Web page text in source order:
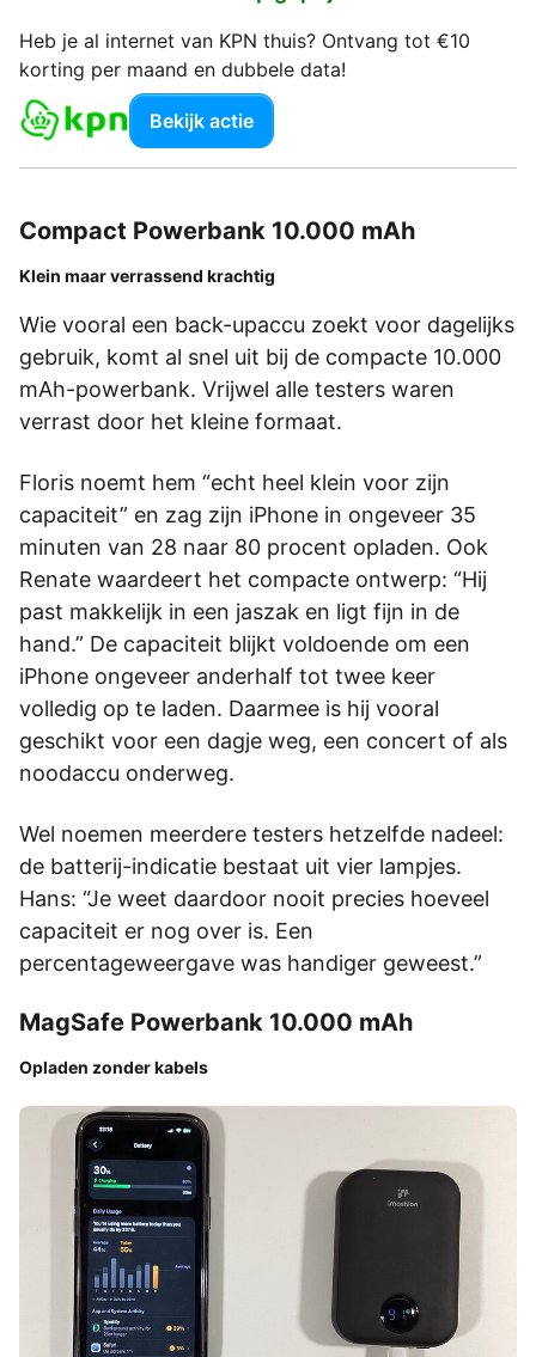
Heb je al internet van KPN thuis? Ontvang tot €10
korting per maand en dubbele data!
Bekijk actie
Compact Powerbank 10.000 mAh
Klein maar verrassend krachtig
Wie vooral een back-upaccu zoekt voor dagelijks
gebruik, komt al snel uit bij de compacte 10.000
mAh-powerbank. Vrijwel alle testers waren
verrast door het kleine formaat.
Floris noemt hem “echt heel klein voor zijn
capaciteit” en zag zijn iPhone in ongeveer 35
minuten van 28 naar 80 procent opladen. Ook
Renate waardeert het compacte ontwerp: “Hij
past makkelijk in een jaszak en ligt fijn in de
hand.” De capaciteit blijkt voldoende om een
iPhone ongeveer anderhalf tot twee keer
volledig op te laden. Daarmee is hij vooral
geschikt voor een dagje weg, een concert of als
noodaccu onderweg.
Wel noemen meerdere testers hetzelfde nadeel:
de batterij-indicatie bestaat uit vier lampjes.
Hans: “Je weet daardoor nooit precies hoeveel
capaciteit er nog over is. Een
percentageweergave was handiger geweest.”
MagSafe Powerbank 10.000 mAh
Opladen zonder kabels